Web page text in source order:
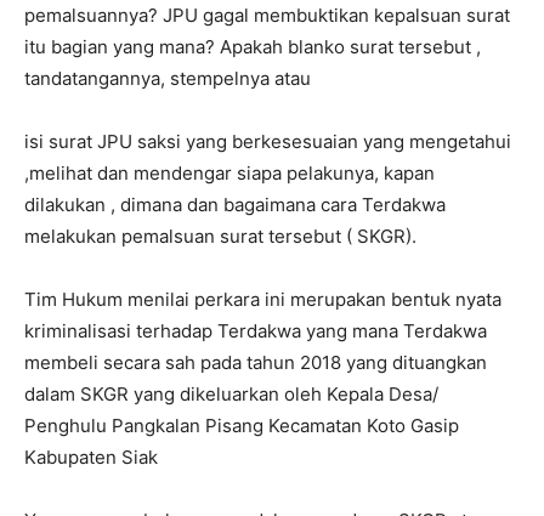
pemalsuannya? JPU gagal membuktikan kepalsuan surat
itu bagian yang mana? Apakah blanko surat tersebut ,
tandatangannya, stempelnya atau
isi surat JPU saksi yang berkesesuaian yang mengetahui
,melihat dan mendengar siapa pelakunya, kapan
dilakukan , dimana dan bagaimana cara Terdakwa
melakukan pemalsuan surat tersebut ( SKGR).
Tim Hukum menilai perkara ini merupakan bentuk nyata
kriminalisasi terhadap Terdakwa yang mana Terdakwa
membeli secara sah pada tahun 2018 yang dituangkan
dalam SKGR yang dikeluarkan oleh Kepala Desa/
Penghulu Pangkalan Pisang Kecamatan Koto Gasip
Kabupaten Siak